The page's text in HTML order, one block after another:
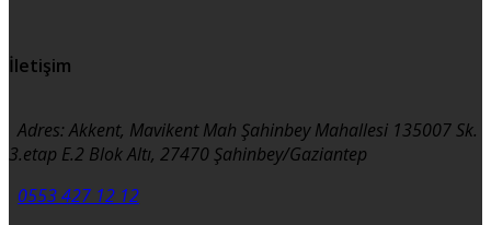
İletişim
Adres: Akkent, Mavikent Mah Şahinbey Mahallesi 135007 Sk.
3.etap E.2 Blok Altı, 27470 Şahinbey/Gaziantep
0553 427 12 12